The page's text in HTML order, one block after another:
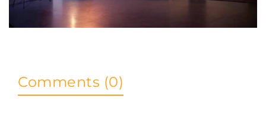
Comments (0)